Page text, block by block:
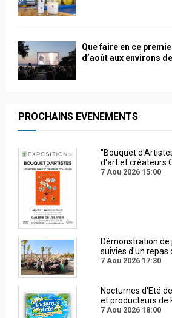
Que faire en ce
d’août aux environs
PROCHAINS EVENEMENTS
"Bouquet
d'art et créateurs
7 Aou 2026 15:00
Démonstration
suivies d'un repas
7 Aou 2026 17:30
Nocturnes d'Eté
et producteurs de
7 Aou 2026 18:00